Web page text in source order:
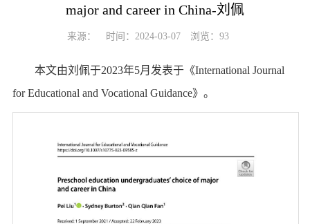
major and career in China-刘佩
来源： 时间：2024-03-07 浏览： 93
本文由刘佩于2023年5月发表于《International Journal
for Educational and Vocational Guidance》。